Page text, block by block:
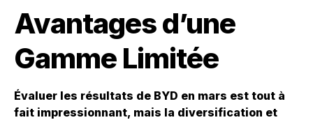
Avantages d’une
Gamme Limitée
Évaluer les résultats de BYD en mars est tout à
fait impressionnant, mais la diversification et